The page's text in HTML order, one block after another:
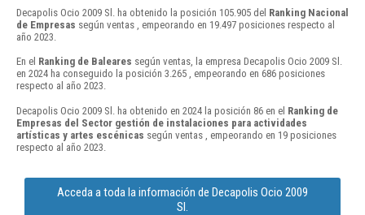
Decapolis Ocio 2009 Sl. ha obtenido la posición 105.905 del Ranking Nacional
de Empresas según ventas , empeorando en 19.497 posiciones respecto al
año 2023.
En el Ranking de Baleares según ventas, la empresa Decapolis Ocio 2009 Sl.
en 2024 ha conseguido la posición 3.265 , empeorando en 686 posiciones
respecto al año 2023.
Decapolis Ocio 2009 Sl. ha obtenido en 2024 la posición 86 en el Ranking de
Empresas del Sector gestión de instalaciones para actividades
artísticas y artes escénicas según ventas , empeorando en 19 posiciones
respecto al año 2023.
Acceda a toda la información de Decapolis Ocio 2009
Sl.